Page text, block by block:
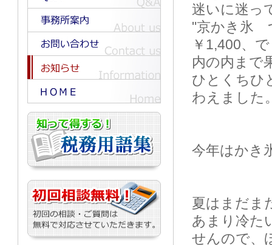
迷いに迷っ
"京かき氷
￥1,400、
内の内まで
ひとくちひ
わえました
今年はかき
夏はまだま
あまり冷た
せんので、